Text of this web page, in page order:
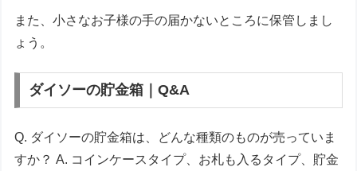
また、小さなお子様の手の届かないところに保管しまし
ょう。
ダイソーの貯金箱｜Q&A
Q. ダイソーの貯金箱は、どんな種類のものが売っていま
すか？ A. コインケースタイプ、お札も入るタイプ、貯金